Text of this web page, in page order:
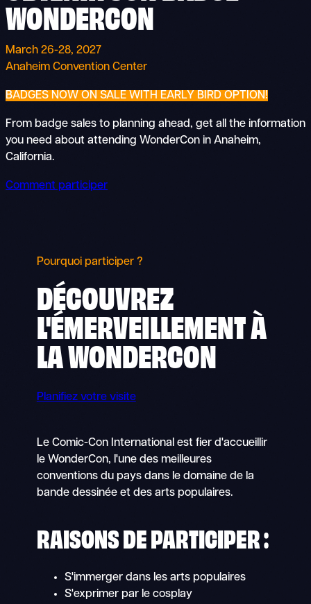
WONDERCON
March 26-28, 2027
Anaheim Convention Center
BADGES NOW ON SALE WITH EARLY BIRD OPTION!
From badge sales to planning ahead, get all the information
you need about attending WonderCon in Anaheim,
California.
Comment participer
Pourquoi participer ?
DÉCOUVREZ
L'ÉMERVEILLEMENT À
LAWONDERCON
Planifiez votre visite
Le Comic-Con International est fier d'accueillir
le WonderCon, l'une des meilleures
conventions du pays dans le domaine de la
bande dessinée et des arts populaires.
RAISONS DE PARTICIPER :
S'immerger dans les arts populaires
S'exprimer par le cosplay